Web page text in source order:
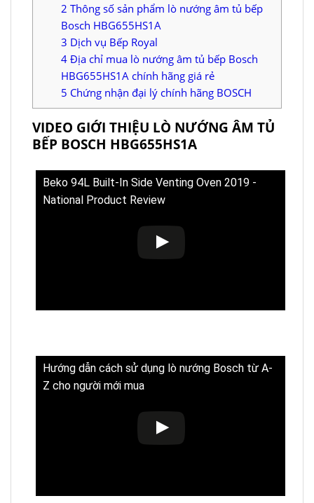
2 Thông số sản phẩm lò nướng âm tủ bếp
Bosch HBG655HS1A
3 Dịch vụ Bếp Royal
4 Địa chỉ mua lò nướng âm tủ bếp Bosch
HBG655HS1A chính hãng giá rẻ
5 Chứng nhận đại lý chính hãng BOSCH
VIDEO GIỚI THIỆU LÒ NƯỚNG ÂM TỦ
BẾP BOSCH HBG655HS1A
Beko 94L Built-In Side Venting Oven 2019 -
National Product Review
Hướng dẫn cách sử dụng lò nướng Bosch từ A-
Z cho người mới mua